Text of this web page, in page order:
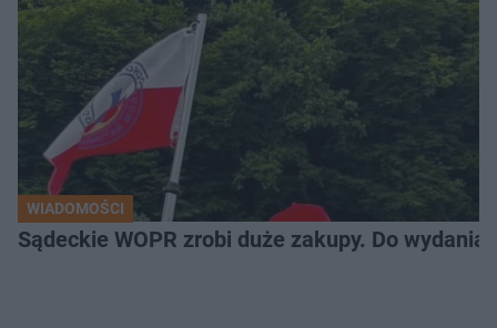
WIADOMOŚCI
Sądeckie WOPR zrobi duże zakupy. Do wydania